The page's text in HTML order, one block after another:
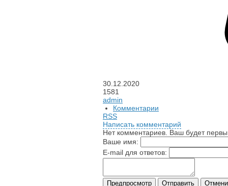
30.12.2020
1581
admin
Комментарии
RSS
Написать комментарий
Нет комментариев. Ваш будет
Ваше имя:
E-mail для ответов: